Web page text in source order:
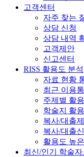
고객센터
자주 찾는
상담 신청
상담 내역
고객제안
신고센터
RISS 활용도 분석
자료 현황
최근 이용
주제별 활
학술지 활
복사/대출
복사/대출
활용도 높
최신/인기 학술자